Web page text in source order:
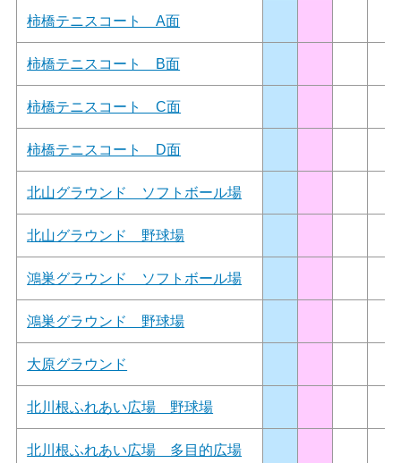
柿橋テニスコート A面
柿橋テニスコート B面
柿橋テニスコート C面
柿橋テニスコート D面
北山グラウンド ソフトボール場
北山グラウンド 野球場
鴻巣グラウンド ソフトボール場
鴻巣グラウンド 野球場
大原グラウンド
北川根ふれあい広場 野球場
北川根ふれあい広場 多目的広場